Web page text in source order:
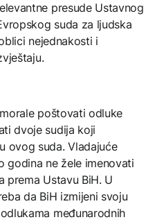
presude Ustavnog
suda za ljudska
nejednakosti i
poštovati odluke
dvoje sudija koji
ovog suda. Vladajuće
godina ne žele imenovati
prema Ustavu BiH. U
da BiH izmijeni svoju
međunarodnih